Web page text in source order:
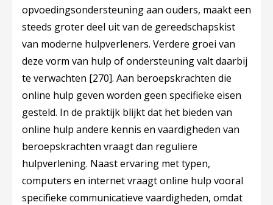
opvoedingsondersteuning aan ouders, maakt een
steeds groter deel uit van de gereedschapskist
van moderne hulpverleners. Verdere groei van
deze vorm van hulp of ondersteuning valt daarbij
te verwachten [270]. Aan beroepskrachten die
online hulp geven worden geen specifieke eisen
gesteld. In de praktijk blijkt dat het bieden van
online hulp andere kennis en vaardigheden van
beroepskrachten vraagt dan reguliere
hulpverlening. Naast ervaring met typen,
computers en internet vraagt online hulp vooral
specifieke communicatieve vaardigheden, omdat